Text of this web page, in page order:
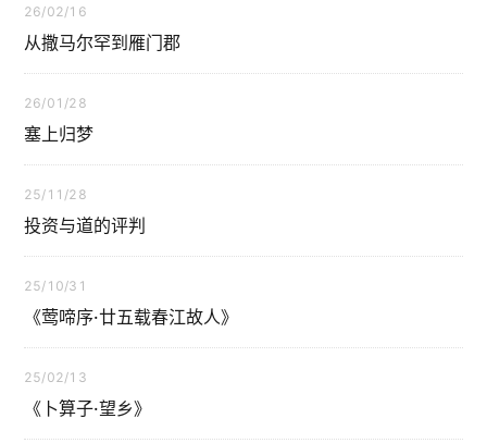
26/02/16
从撒马尔罕到雁门郡
26/01/28
塞上归梦
25/11/28
投资与道的评判
25/10/31
《莺啼序·廿五载春江故人》
25/02/13
《卜算子·望乡》